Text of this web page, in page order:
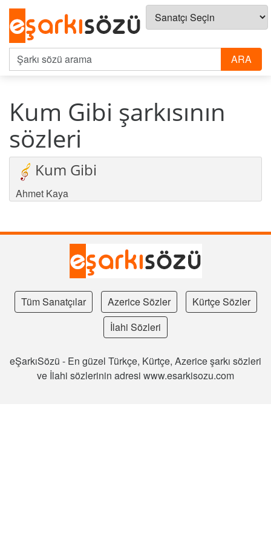
Kum Gibi şarkısının
sözleri
Kum Gibi
Ahmet Kaya
Tüm Sanatçılar Azerice Sözler
Kürtçe Sözler
İlahi Sözleri
eŞarkıSözü - En güzel Türkçe, Kürtçe, Azerice şarkı sözleri
ve İlahi sözlerinin adresi www.esarkisozu.com